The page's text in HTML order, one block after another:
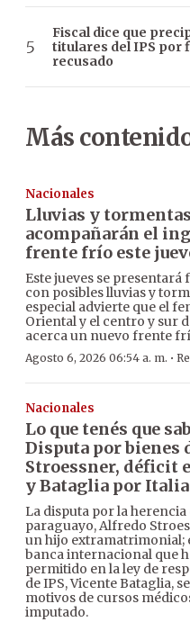
Fiscal dice que
titulares del IPS por
recusado
Más
Nacionales
Lluvias y tormentas
acompañarán el
frente frío este
Este jueves se
con posibles lluvias y
especial advierte que el
Oriental y el centro y sur
acerca un nuevo frente
Agosto 6, 2026 06:54 a. m. ·
Nacionales
Lo que tenés que
Disputa por bienes
Stroessner, déficit
y Bataglia por Italia
La disputa por la
paraguayo, Alfredo
un hijo extramatrimonial;
banca internacional que
permitido en la ley de
de IPS, Vicente Bataglia,
motivos de cursos
imputado.